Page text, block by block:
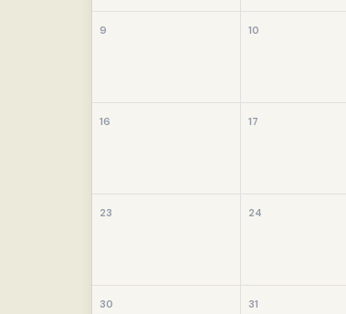
9 10
16 17
23 24
30 31